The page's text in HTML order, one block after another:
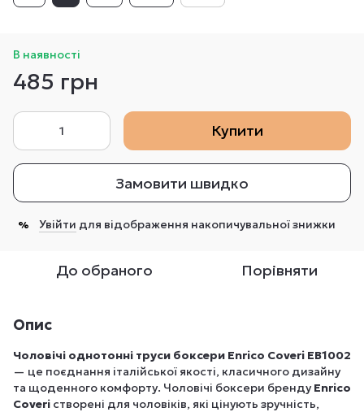
В наявності
485 грн
Купити
Замовити швидко
% Увійти для відображення накопичувальної знижки
До обраного Порівняти
Опис
Чоловічі однотонні труси боксери Enrico Coveri EB1002
— це поєднання італійської якості, класичного дизайну
та щоденного комфорту. Чоловічі боксери брендуEnrico
Coveri створені для чоловіків, які цінують зручність,